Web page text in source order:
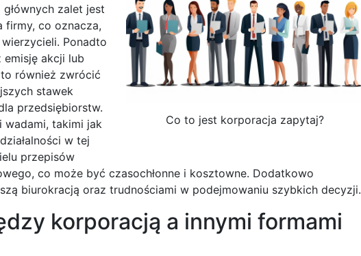
Co to jest korporacja zapytaj?
zalet jest
firmy, co oznacza,
Ponadto
akcji lub
również zwrócić
stawek
przedsiębiorstw.
wadami, takimi jak
w tej
przepisów
co może być czasochłonne i kosztowne. Dodatkowo
biurokracją oraz trudnościami w podejmowaniu szybkich decyzji.
korporacją a innymi formami